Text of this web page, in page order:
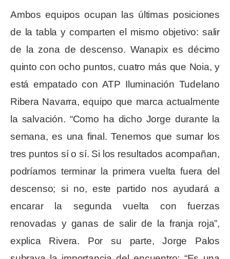
Ambos equipos ocupan las últimas posiciones
de la tabla y comparten el mismo objetivo: salir
de la zona de descenso. Wanapix es décimo
quinto con ocho puntos, cuatro más que Noia, y
está empatado con ATP Iluminación Tudelano
Ribera Navarra, equipo que marca actualmente
la salvación. “Como ha dicho Jorge durante la
semana, es una final. Tenemos que sumar los
tres puntos sí o sí. Si los resultados acompañan,
podríamos terminar la primera vuelta fuera del
descenso; si no, este partido nos ayudará a
encarar la segunda vuelta con fuerzas
renovadas y ganas de salir de la franja roja”,
explica Rivera. Por su parte, Jorge Palos